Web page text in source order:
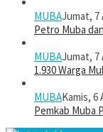
MUBAJumat, 7
Petro Muba
MUBAJumat, 7
1.930 Warga
MUBAKamis, 6
Pemkab Muba